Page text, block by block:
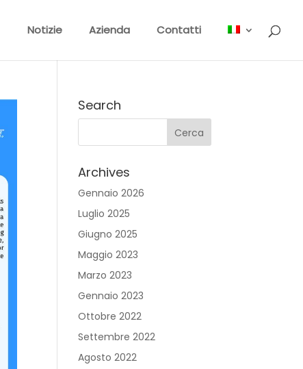
Notizie Azienda Contatti
Search
Archives
Gennaio 2026
Luglio 2025
Giugno 2025
Maggio 2023
Marzo 2023
Gennaio 2023
Ottobre 2022
Settembre 2022
Agosto 2022